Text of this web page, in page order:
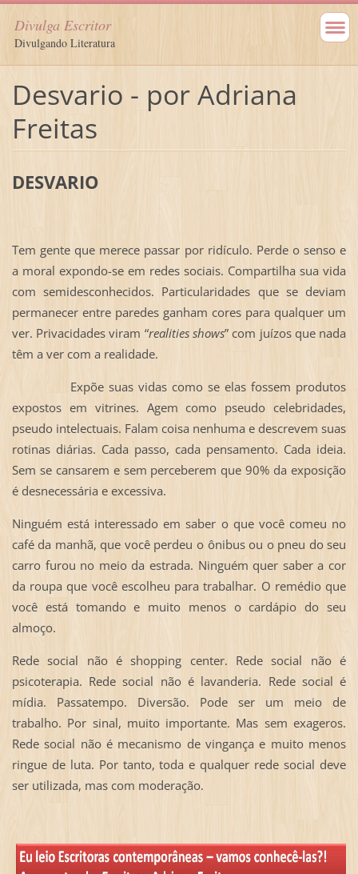
Divulga Escritor
Divulgando Literatura
Desvario - por Adriana
Freitas
DESVARIO
Tem gente que merece passar por ridículo. Perde o senso e
a moral expondo-se em redes sociais. Compartilha sua vida
com semidesconhecidos. Particularidades que se deviam
permanecer entre paredes ganham cores para qualquer um
ver. Privacidades viram “realities shows” com juízos que nada
têm a ver com a realidade.
Expõe suas vidas como se elas fossem produtos
expostos em vitrines. Agem como pseudo celebridades,
pseudo intelectuais. Falam coisa nenhuma e descrevem suas
rotinas diárias. Cada passo, cada pensamento. Cada ideia.
Sem se cansarem e sem perceberem que 90% da exposição
é desnecessária e excessiva.
Ninguém está interessado em saber o que você comeu no
café da manhã, que você perdeu o ônibus ou o pneu do seu
carro furou no meio da estrada. Ninguém quer saber a cor
da roupa que você escolheu para trabalhar. O remédio que
você está tomando e muito menos o cardápio do seu
almoço.
Rede social não é shopping center. Rede social não é
psicoterapia. Rede social não é lavanderia. Rede social é
mídia. Passatempo. Diversão. Pode ser um meio de
trabalho. Por sinal, muito importante. Mas sem exageros.
Rede social não é mecanismo de vingança e muito menos
ringue de luta. Por tanto, toda e qualquer rede social deve
ser utilizada, mas com moderação.